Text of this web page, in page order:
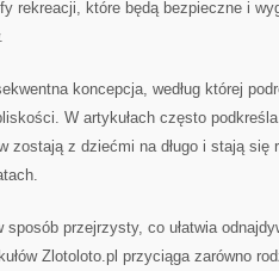
rekreacji, które będą bezpieczne i
koncepcja, według której
W artykułach często
zostają z dziećmi na długo i stają się
przejrzysty, co ułatwia
Zlotoloto.pl przyciąga zarówno